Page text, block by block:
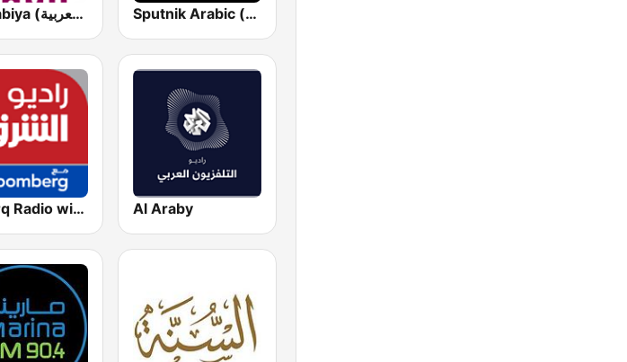
Al Arabiya (العربية FM) Sputnik Arabic (عربي)
Asharq Radio with Bloomberg Al Araby